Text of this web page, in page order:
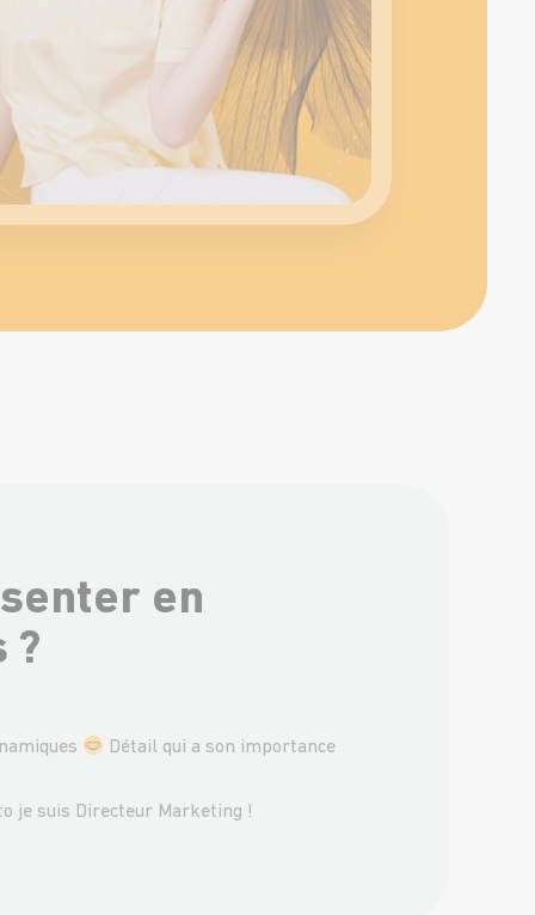
en
?
Détail qui a son importance
je suis Directeur Marketing !